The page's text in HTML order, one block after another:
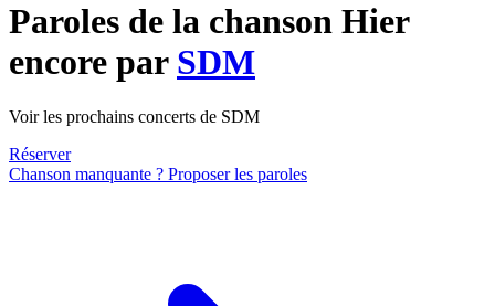
Paroles de la chanson Hier
encore par SDM
Voir les prochains concerts de SDM
Réserver
Chanson manquante ? Proposer les paroles